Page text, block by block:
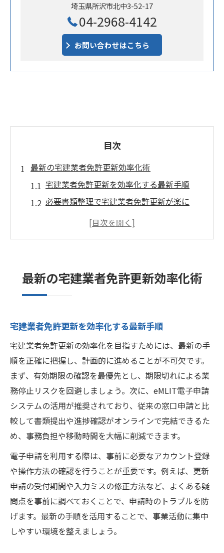
埼玉県所沢市北中3-52-17
04-2968-4142
お問い合わせはこちら
目次
最新の宅建業者免許更新効率化術
宅建業者免許更新を効率化する最新手順
必要書類整理で宅建業者免許更新が楽に
宅建業者免許更新の事前準備ポイント解説
電子申請で宅建業者免許更新を時短
宅建業者免許更新を電子申請で時短する方
電子申請で宅建業者免許更新が簡単に完結
鍵
電子申請で宅建業者免許更新の手間を削減
宅建業者免許更新を電子化するメリットと
は
宅建業者免許更新準備の成功ポイント
宅建業者免許更新準備で押さえるべき項目
宅建業者免許更新準備の効率アップ術とは
宅建業者免許更新でよくある準備ミス防止
策
宅建業者免許更新準備段階のチェック方法
宅建業者免許更新に必要な書類の整え方
事前整理で免許更新ミスを徹底回避
最新の宅建業者免許更新効率化術
宅建業者免許更新を効率化する最新手順
宅建業者免許更新の効率化を目指すためには、最新の手
順を正確に把握し、計画的に進めることが不可欠です。
まず、有効期限の確認を最優先とし、期限切れによる業
務停止リスクを回避しましょう。次に、eMLIT電子申請
システムの活用が推奨されており、従来の窓口申請と比
較して書類提出や進捗確認がオンラインで完結できるた
め、事務負担や移動時間を大幅に削減できます。
電子申請を利用する際は、事前に必要なアカウント登録
や操作方法の確認を行うことが重要です。例えば、更新
申請の受付期間や入力ミスの修正方法など、よくある疑
問点を事前に調べておくことで、申請時のトラブルを防
げます。最新の手順を活用することで、事業活動に集中
しやすい環境を整えましょう。